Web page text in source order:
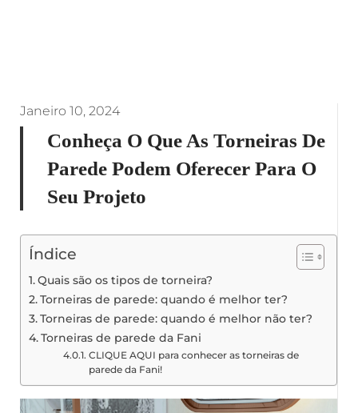
Janeiro 10, 2024
Conheça O Que As Torneiras De
Parede Podem Oferecer Para O
Seu Projeto
Índice
Quais são os tipos de torneira?
Torneiras de parede: quando é melhor ter?
Torneiras de parede: quando é melhor não ter?
Torneiras de parede da Fani
CLIQUE AQUI para conhecer as torneiras de
parede da Fani!